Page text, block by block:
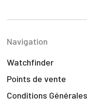
Navigation
Watchfinder
Points de vente
Conditions Générales